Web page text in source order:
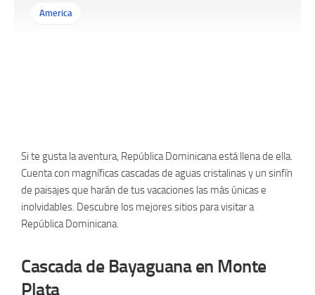
America
Si te gusta la aventura, República Dominicana está llena de ella.
Cuenta con magníficas cascadas de aguas cristalinas y un sinfín
de paisajes que harán de tus vacaciones las más únicas e
inolvidables. Descubre los mejores sitios para visitar a
República Dominicana.
Cascada de Bayaguana en Monte
Plata